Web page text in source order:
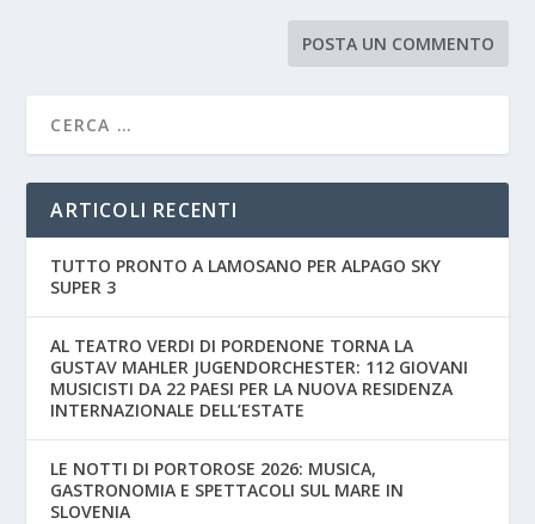
ARTICOLI RECENTI
TUTTO PRONTO A LAMOSANO PER ALPAGO SKY
SUPER 3
AL TEATRO VERDI DI PORDENONE TORNA LA
GUSTAV MAHLER JUGENDORCHESTER: 112 GIOVANI
MUSICISTI DA 22 PAESI PER LA NUOVA RESIDENZA
INTERNAZIONALE DELL’ESTATE
LE NOTTI DI PORTOROSE 2026: MUSICA,
GASTRONOMIA E SPETTACOLI SUL MARE IN
SLOVENIA